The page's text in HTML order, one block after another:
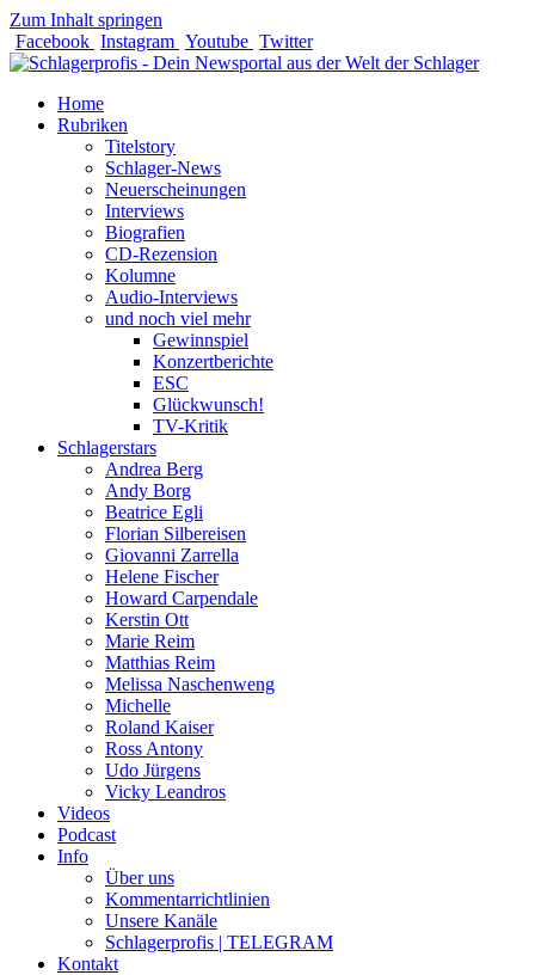
Zum Inhalt springen
Facebook Instagram Youtube Twitter
Home
Rubriken
Titelstory
Schlager-News
Neuerscheinungen
Interviews
Biografien
CD-Rezension
Kolumne
Audio-Interviews
und noch viel mehr
Gewinnspiel
Konzertberichte
ESC
Glückwunsch!
TV-Kritik
Schlagerstars
Andrea Berg
Andy Borg
Beatrice Egli
Florian Silbereisen
Giovanni Zarrella
Helene Fischer
Howard Carpendale
Kerstin Ott
Marie Reim
Matthias Reim
Melissa Naschenweng
Michelle
Roland Kaiser
Ross Antony
Udo Jürgens
Vicky Leandros
Videos
Podcast
Info
Über uns
Kommentarrichtlinien
Unsere Kanäle
Schlagerprofis | TELEGRAM
Kontakt